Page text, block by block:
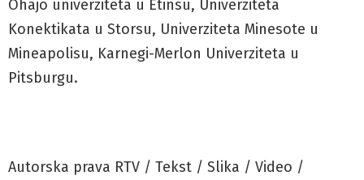
Ohajo univerziteta u Etinsu, Univerziteta
Konektikata u Storsu, Univerziteta Minesote u
Mineapolisu, Karnegi-Merlon Univerziteta u
Pitsburgu.
Autorska prava RTV / Tekst / Slika / Video /